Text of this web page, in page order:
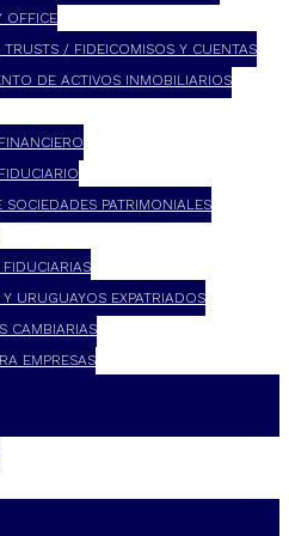
OFFICE
TRUSTS / FIDEICOMISOS Y CUENTAS
DE ACTIVOS INMOBILIARIOS
SOCIEDADES PATRIMONIALES
URUGUAYOS EXPATRIADOS
CAMBIARIAS
EMPRESAS